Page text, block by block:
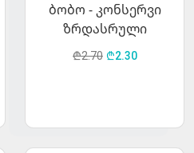
ბობო - კონსერვი
ზრდასრული
ძაღლისთვის
₾2.70₾2.30